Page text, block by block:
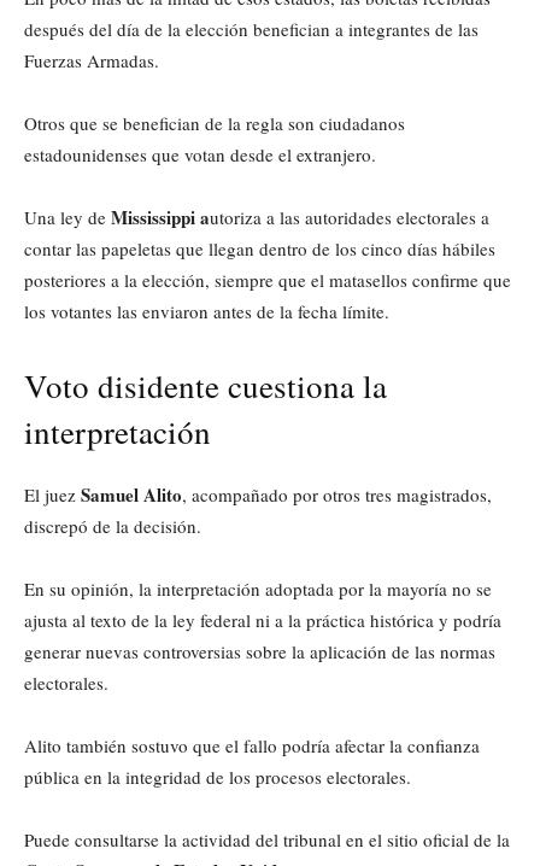
después del día de la elección benefician a integrantes de las
Fuerzas Armadas.
Otros que se benefician de la regla son ciudadanos
estadounidenses que votan desde el extranjero.
Una ley de Mississippi autoriza a las autoridades electorales a
contar las papeletas que llegan dentro de los cinco días hábiles
posteriores a la elección, siempre que el matasellos confirme que
los votantes las enviaron antes de la fecha límite.
Voto disidente cuestiona la
interpretación
El juez Samuel Alito, acompañado por otros tres magistrados,
discrepó de la decisión.
En su opinión, la interpretación adoptada por la mayoría no se
ajusta al texto de la ley federal ni a la práctica histórica y podría
generar nuevas controversias sobre la aplicación de las normas
electorales.
Alito también sostuvo que el fallo podría afectar la confianza
pública en la integridad de los procesos electorales.
Puede consultarse la actividad del tribunal en el sitio oficial de la